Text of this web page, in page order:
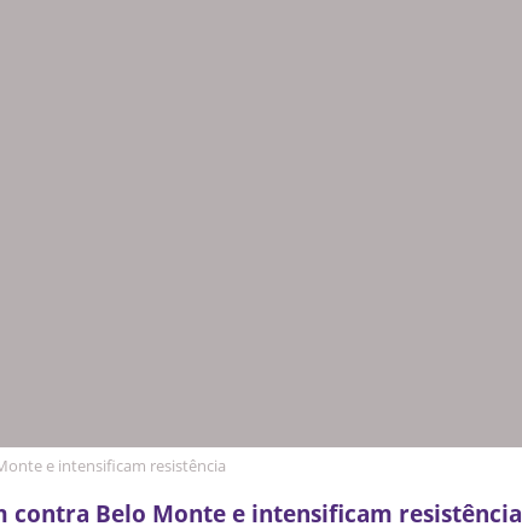
e intensificam resistência
contra Belo Monte e intensificam resistência